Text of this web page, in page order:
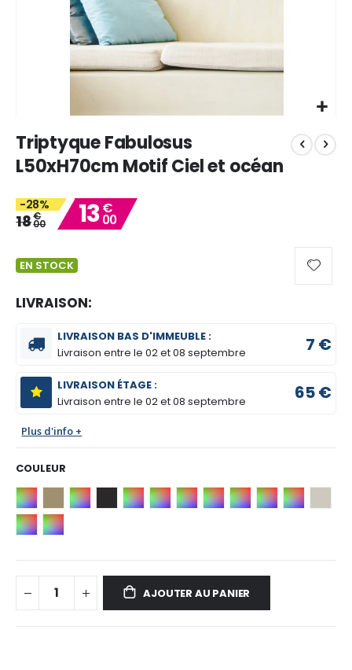
to
the
beginning
the
images
Triptyque Fabulosus
L50xH70cm Motif Ciel et océan
-28%
18€
00 13€
00
EN STOCK
LIVRAISON:
LIVRAISON BAS D'IMMEUBLE :
Livraison entre le02 et 08 septembre 7 €
LIVRAISON ÉTAGE :
Livraison entre le02 et 08 septembre 65 €
Plus d'info +
COULEUR
AJOUTER AU PANIER